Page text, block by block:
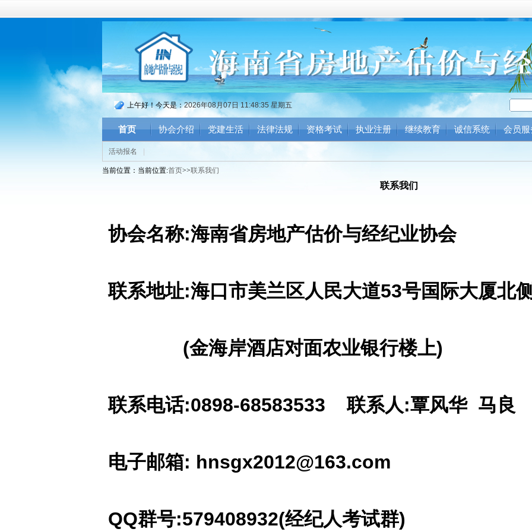
上午好！今天是：2026年08月07日 11:48:35 星期五
首页 协会介绍 党建生活 法律法规 资格考试 执业注册 继续教育 诚信系统 会员服
活动报名
当前位置：当前位置:首页>>联系我们
联系我们
协会名称:海南省房地产估价与经纪业协会
联系地址:海口市美兰区人民大道53号国际大厦北侧
(金海岸酒店对面农业银行楼上)
联系电话:0898-68583533联系人:覃风华 马良
电子邮箱: hnsgx2012@163.com
QQ群号:579408932(经纪人考试群)